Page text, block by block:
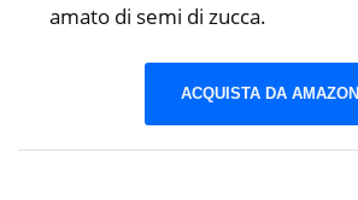
amato di semi di zucca.
ACQUISTA DA AMAZON